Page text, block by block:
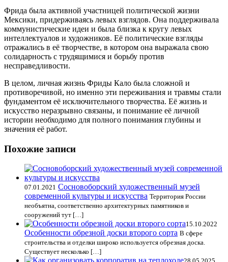
Фрида была активной участницей политической жизни
Мексики, придерживаясь левых взглядов. Она поддерживала
коммунистические идеи и была близка к кругу левых
интеллектуалов и художников. Её политические взгляды
отражались в её творчестве, в котором она выражала свою
солидарность с трудящимися и борьбу против
несправедливости.
В целом, личная жизнь Фриды Кало была сложной и
противоречивой, но именно эти переживания и травмы стали
фундаментом её исключительного творчества. Её жизнь и
искусство неразрывно связаны, и понимание её личной
истории необходимо для полного понимания глубины и
значения её работ.
Похожие записи
07.01.2021 Сосновоборский художественный музей
современной культуры и искусства Территория России
необъятна, соответственно архитектурных памятников и
сооружений тут […]
15.10.2022
Особенности обрезной доски второго сорта В сфере
строительства и отделки широко используется обрезная доска.
Существует несколько […]